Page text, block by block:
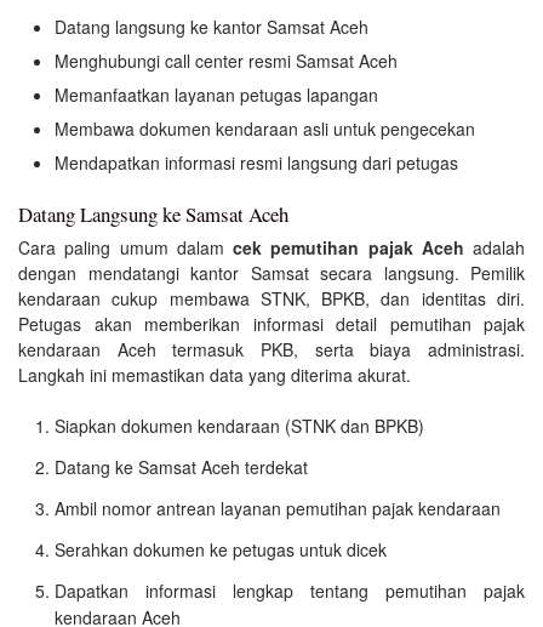
Datang langsung ke kantor Samsat Aceh
Menghubungi call center resmi Samsat Aceh
Memanfaatkan layanan petugas lapangan
Membawa dokumen kendaraan asli untuk pengecekan
Mendapatkan informasi resmi langsung dari petugas
Datang Langsung ke Samsat Aceh
Cara paling umum dalam cek pemutihan pajak Aceh adalah
dengan mendatangi kantor Samsat secara langsung. Pemilik
kendaraan cukup membawa STNK, BPKB, dan identitas diri.
Petugas akan memberikan informasi detail pemutihan pajak
kendaraan Aceh termasuk PKB, serta biaya administrasi.
Langkah ini memastikan data yang diterima akurat.
Siapkan dokumen kendaraan (STNK dan BPKB)
Datang ke Samsat Aceh terdekat
Ambil nomor antrean layanan pemutihan pajak kendaraan
Serahkan dokumen ke petugas untuk dicek
Dapatkan informasi lengkap tentang pemutihan pajak
kendaraan Aceh